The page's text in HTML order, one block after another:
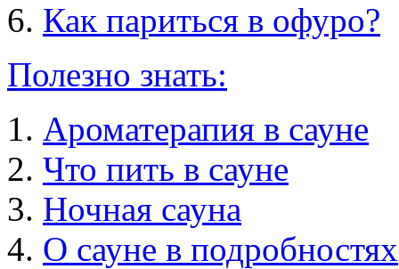
Как париться в офуро?
Полезно знать:
Ароматерапия в сауне
Что пить в сауне
Ночная сауна
О сауне в подробностях